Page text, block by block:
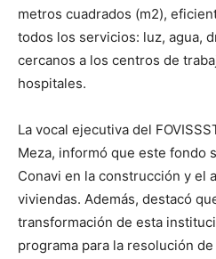
metros cuadrados (m2),
todos los servicios: luz, agua,
cercanos a los centros de
hospitales.
La vocal ejecutiva del
Meza, informó que este fondo
Conavi en la construcción y el
viviendas. Además, destacó
transformación de esta
programa para la resolución